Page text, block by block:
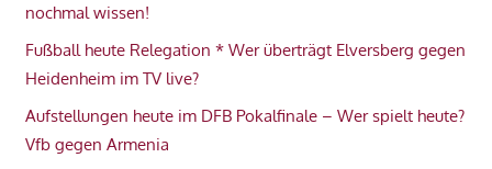
nochmal wissen!
Fußball heute Relegation * Wer überträgt Elversberg gegen
Heidenheim im TV live?
Aufstellungen heute im DFB Pokalfinale – Wer spielt heute?
Vfb gegen Armenia